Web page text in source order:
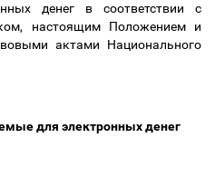
денег в соответствии с
настоящим Положением и
актами Национального
для электронных денег